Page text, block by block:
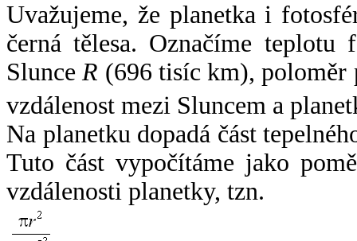
Uvažujeme, že planetka i
černá tělesa. Označíme
SlunceR (696 tisíc km),
vzdálenost mezi Sluncem a
Na planetku dopadá část
Tuto část vypočítáme jako
vzdálenosti planetky, tzn.